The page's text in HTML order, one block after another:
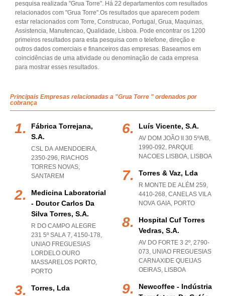
pesquisa realizada "Grua Torre". Há 22 departamentos com resultados
relacionados com "Grua Torre".Os resultados que aparecem podem
estar relacionados com Torre, Construcao, Portugal, Grua, Maquinas,
Assistencia, Manutencao, Qualidade, Lisboa. Pode encontrar os 1200
primeiros resultados para esta pesquisa com o telefone, direção e
outros dados comerciais e financeiros das empresas. Baseamos em
coincidências de uma atividade ou denominação de cada empresa
para mostrar esses resultados.
Principais Empresas relacionadas a "Grua Torre " ordenados por
cobrança
Fábrica Torrejana,
S.a.
CSL DA AMENDOEIRA,
2350-296, RIACHOS
TORRES NOVAS,
SANTAREM
Medicina Laboratorial
- Doutor Carlos Da
Silva Torres, S.a.
R DO CAMPO ALEGRE
231 5º SALA 7, 4150-178,
UNIAO FREGUESIAS
LORDELO OURO
MASSARELOS PORTO,
PORTO
Torres, Lda
Luís Vicente, S.a.
AV DOM JOÃO II 30 5ºA/B,
1990-092, PARQUE
NACOES LISBOA, LISBOA
Torres & Vaz, Lda
R MONTE DE ALÉM 259,
4410-268, CANELAS VILA
NOVA GAIA, PORTO
Hospital Cuf Torres
Vedras, S.a.
AV DO FORTE 3 2º, 2790-
073, UNIAO FREGUESIAS
CARNAXIDE QUEIJAS
OEIRAS, LISBOA
Newcoffee - Indústria